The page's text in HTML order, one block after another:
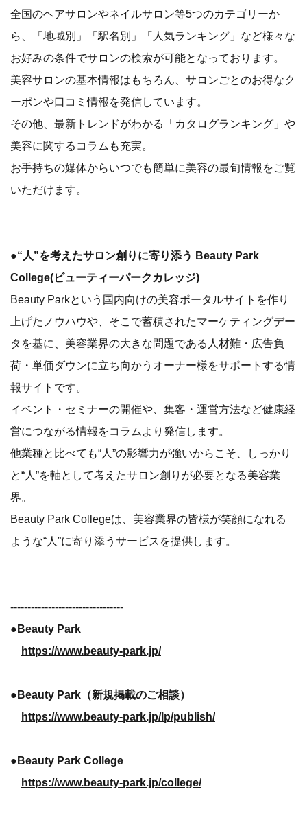
全国のヘアサロンやネイルサロン等5つのカテゴリーか
ら、「地域別」「駅名別」「人気ランキング」など様々な
お好みの条件でサロンの検索が可能となっております。
美容サロンの基本情報はもちろん、サロンごとのお得なク
ーポンや口コミ情報を発信しています。
その他、最新トレンドがわかる「カタログランキング」や
美容に関するコラムも充実。
お手持ちの媒体からいつでも簡単に美容の最旬情報をご覧
いただけます。
●“人”を考えたサロン創りに寄り添う Beauty Park
College(ビューティーパークカレッジ)
Beauty Parkという国内向けの美容ポータルサイトを作り
上げたノウハウや、そこで蓄積されたマーケティングデー
タを基に、美容業界の大きな問題である人材難・広告負
荷・単価ダウンに立ち向かうオーナー様をサポートする情
報サイトです。
イベント・セミナーの開催や、集客・運営方法など健康経
営につながる情報をコラムより発信します。
他業種と比べても“人”の影響力が強いからこそ、しっかり
と“人”を軸として考えたサロン創りが必要となる美容業
界。
Beauty Park Collegeは、美容業界の皆様が笑顔になれる
ような“人”に寄り添うサービスを提供します。
---------------------------------
●Beauty Park
https://www.beauty-park.jp/
●Beauty Park（新規掲載のご相談）
https://www.beauty-park.jp/lp/publish/
●Beauty Park College
https://www.beauty-park.jp/college/